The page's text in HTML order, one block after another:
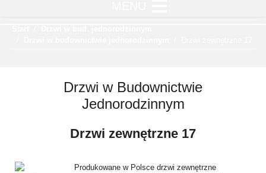
Drzwi w Budownictwie
Jednorodzinnym
Drzwi zewnętrzne 17
Produkowane w Polsce drzwi zewnętrzne